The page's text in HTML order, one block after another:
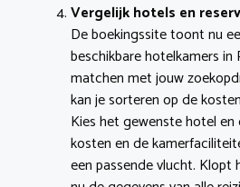
Vergelijk hotels en
De boekingssite toont nu
beschikbare hotelkamers in
matchen met jouw
kan je sorteren op de
Kies het gewenste hotel
kosten en de
een passende vlucht. Klopt